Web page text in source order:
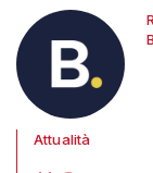
Attualità